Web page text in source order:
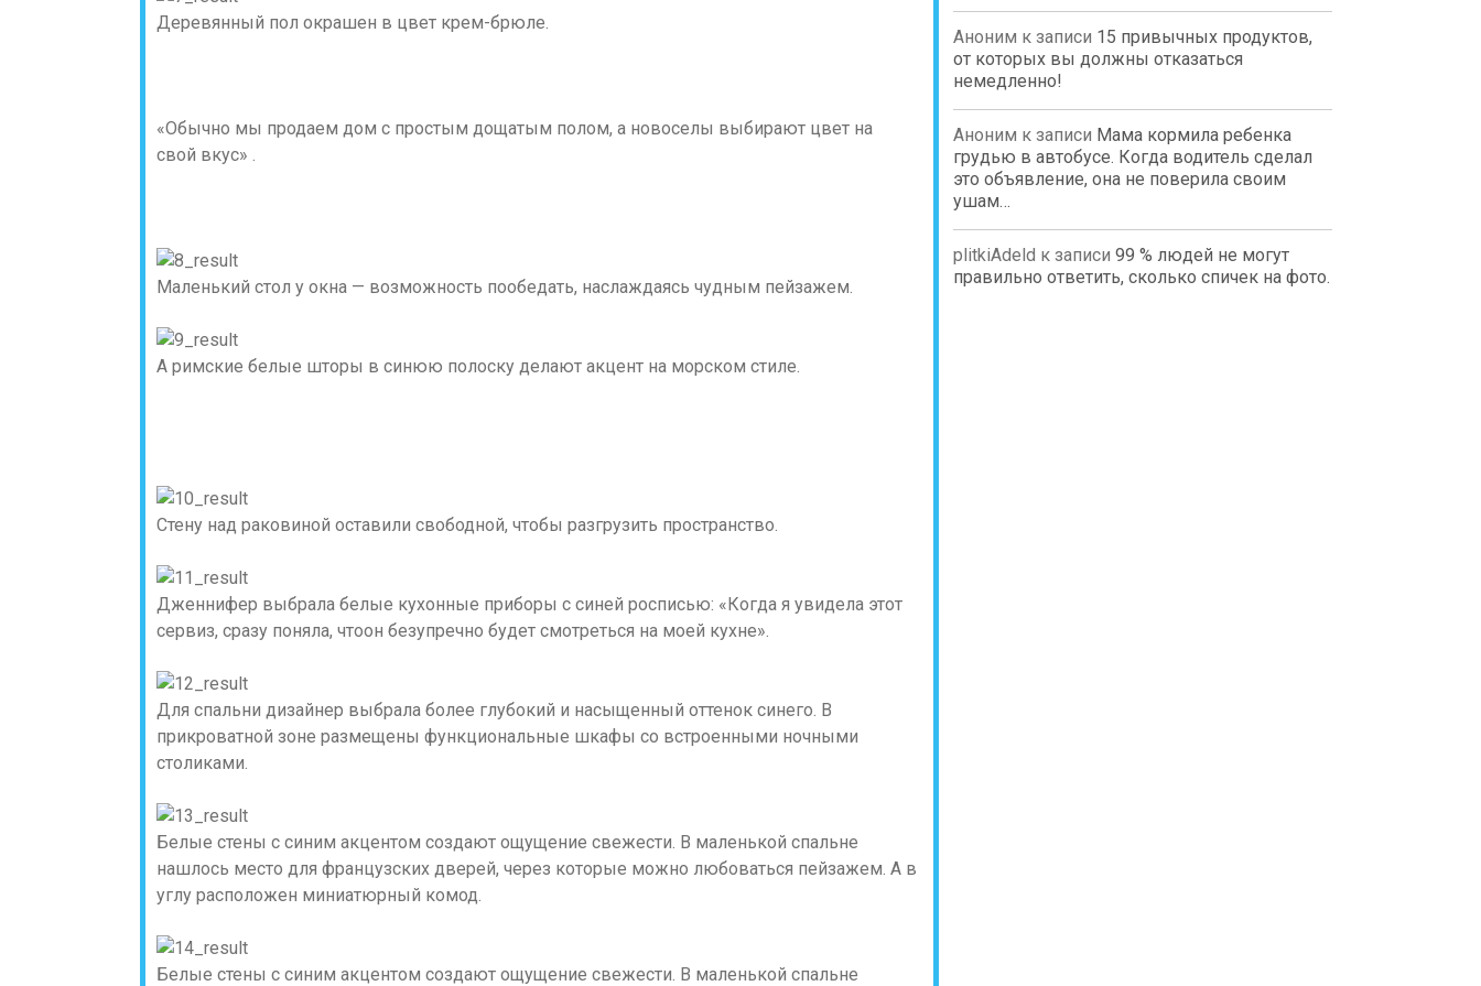
Деревянный пол окрашен в цвет крем-брюле.
«Обычно мы продаем дом с простым дощатым полом, а новоселы выбирают цвет на
свой вкус» .
Маленький стол у окна — возможность пообедать, наслаждаясь чудным пейзажем.
А римские белые шторы в синюю полоску делают акцент на морском стиле.
Стену над раковиной оставили свободной, чтобы разгрузить пространство.
Дженнифер выбрала белые кухонные приборы с синей росписью: «Когда я увидела этот
сервиз, сразу поняла, чтоон безупречно будет смотреться на моей кухне».
Для спальни дизайнер выбрала более глубокий и насыщенный оттенок синего. В
прикроватной зоне размещены функциональные шкафы со встроенными ночными
столиками.
Белые стены с синим акцентом создают ощущение свежести. В маленькой спальне
нашлось место для французских дверей, через которые можно любоваться пейзажем. А в
углу расположен миниатюрный комод.
Белые стены с синим акцентом создают ощущение свежести. В маленькой спальне
Аноним к записи 15 привычных продуктов,
от которых вы должны отказаться
немедленно!
Аноним к записи Мама кормила ребенка
грудью в автобусе. Когда водитель сделал
это объявление, она не поверила своим
ушам…
plitkiAdeld к записи99 % людей не могут
правильно ответить, сколько спичек на фото.